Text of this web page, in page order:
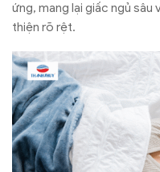
ứng, mang lại giấc ngủ
thiện rõ rệt.